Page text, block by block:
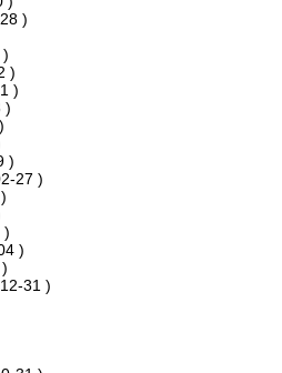
)
)
)
)
)
27 )
)
)
31 )